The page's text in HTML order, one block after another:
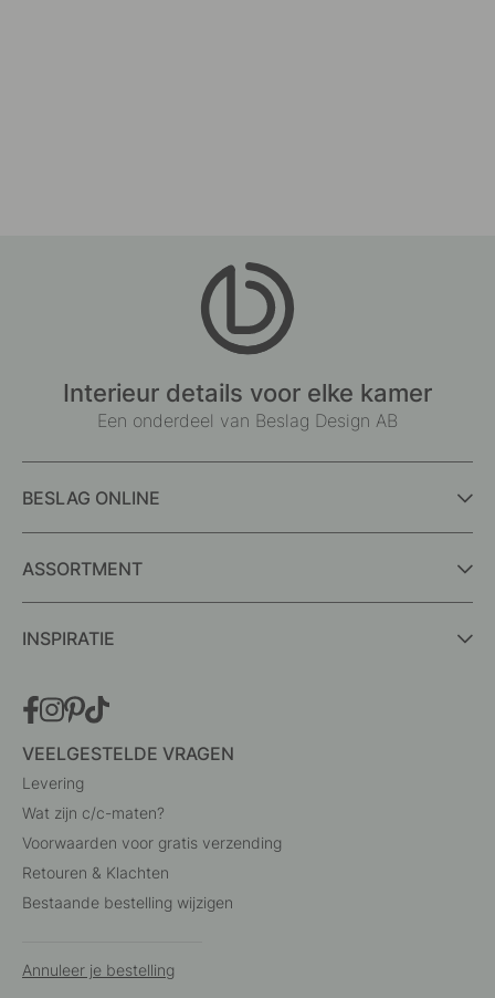
Interieur details voor elke kamer
Een onderdeel van Beslag Design AB
BESLAG ONLINE
ASSORTMENT
INSPIRATIE
VEELGESTELDE VRAGEN
Levering
Wat zijn c/c-maten?
Voorwaarden voor gratis verzending
Retouren & Klachten
Bestaande bestelling wijzigen
Annuleer je bestelling